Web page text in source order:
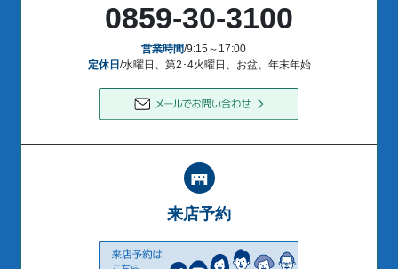
0859-30-3100
営業時間/9:15～17:00
定休日 /水曜日、第2･4火曜日、お盆、年末年始
来店予約